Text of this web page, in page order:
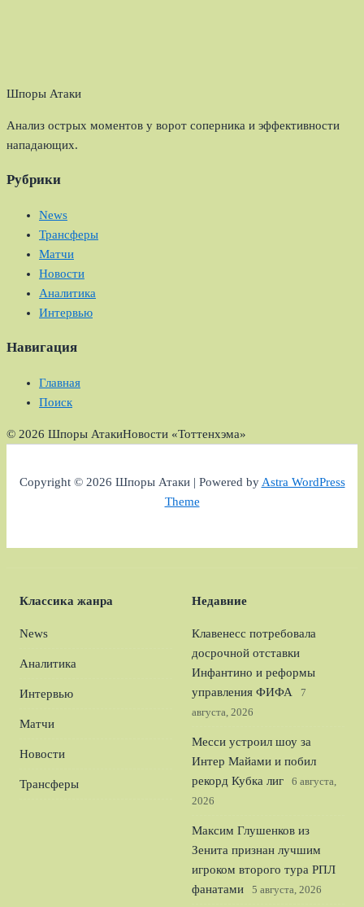
Шпоры Атаки
Анализ острых моментов у ворот соперника и эффективности
нападающих.
Рубрики
News
Трансферы
Матчи
Новости
Аналитика
Интервью
Навигация
Главная
Поиск
© 2026 Шпоры АтакиНовости «Тоттенхэма»
Copyright © 2026 Шпоры Атаки | Powered byAstra WordPress
Theme
Классика жанра
News
Аналитика
Интервью
Матчи
Новости
Трансферы
Недавние
Клавенесс потребовала
досрочной отставки
Инфантино и реформы
управления ФИФА
7
августа, 2026
Месси устроил шоу за
Интер Майами и побил
рекорд Кубка лиг
6 августа,
2026
Максим Глушенков из
Зенита признан лучшим
игроком второго тура РПЛ
фанатами
5 августа, 2026